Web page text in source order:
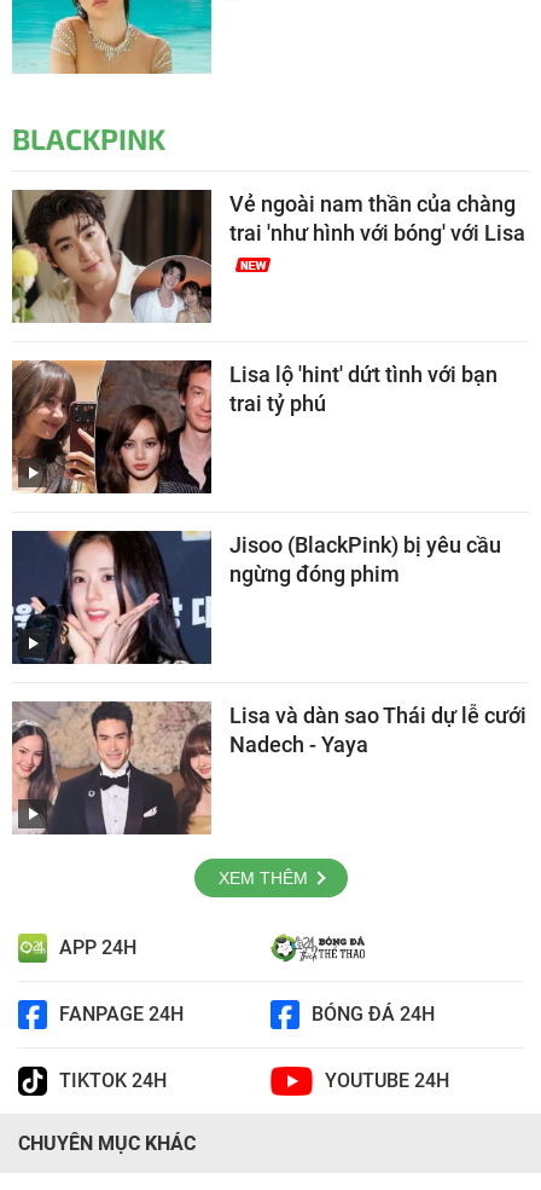
BLACKPINK
Vẻ ngoài nam thần của chàng
trai 'như hình với bóng' với Lisa
Lisa lộ 'hint' dứt tình với bạn
trai tỷ phú
Jisoo (BlackPink) bị yêu cầu
ngừng đóng phim
Lisa và dàn sao Thái dự lễ cưới
Nadech - Yaya
XEM THÊM
APP 24H
FANPAGE 24H BÓNG ĐÁ 24H
TIKTOK 24H YOUTUBE 24H
CHUYÊN MỤC KHÁC